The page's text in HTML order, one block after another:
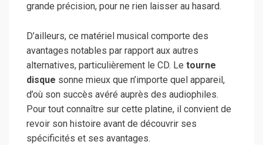
grande précision, pour ne rien laisser au hasard.
D’ailleurs, ce matériel musical comporte des
avantages notables par rapport aux autres
alternatives, particulièrement le CD. Le tourne
disque sonne mieux que n’importe quel appareil,
d’où son succès avéré auprès des audiophiles.
Pour tout connaître sur cette platine, il convient de
revoir son histoire avant de découvrir ses
spécificités et ses avantages.